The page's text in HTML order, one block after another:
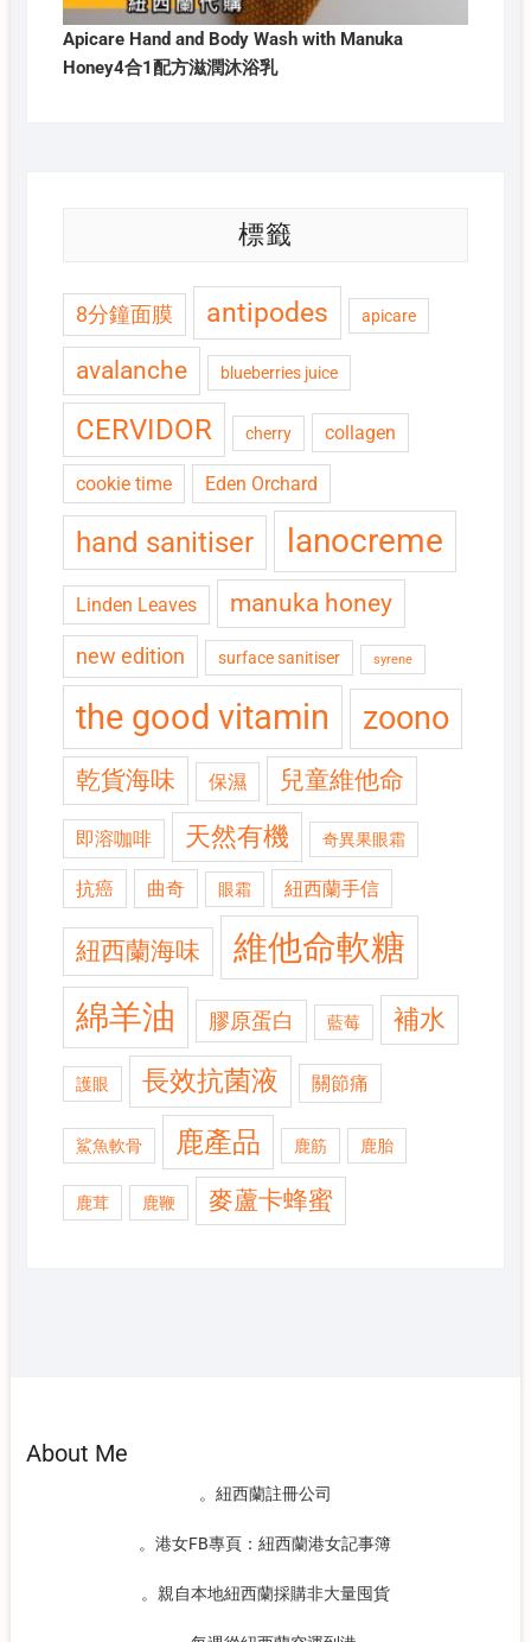
Apicare Hand and Body Wash with Manuka
Honey4合1配方滋潤沐浴乳
標籤
8分鐘面膜 antipodes apicare
avalanche blueberries juice
CERVIDOR cherry collagen
cookie time Eden Orchard
hand sanitiser lanocreme
Linden Leaves manuka honey
new edition surface sanitiser syrene
the good vitamin zoono
乾貨海味 保濕 兒童維他命
即溶咖啡 天然有機 奇異果眼霜
抗癌 曲奇 眼霜 紐西蘭手信
紐西蘭海味 維他命軟糖
綿羊油 膠原蛋白 藍莓 補水
護眼 長效抗菌液 關節痛
鯊魚軟骨 鹿產品 鹿筋 鹿胎
鹿茸 鹿鞭 麥蘆卡蜂蜜
About Me
。紐西蘭註冊公司
。港女FB專頁：紐西蘭港女記事簿
。親自本地紐西蘭採購非大量囤貨